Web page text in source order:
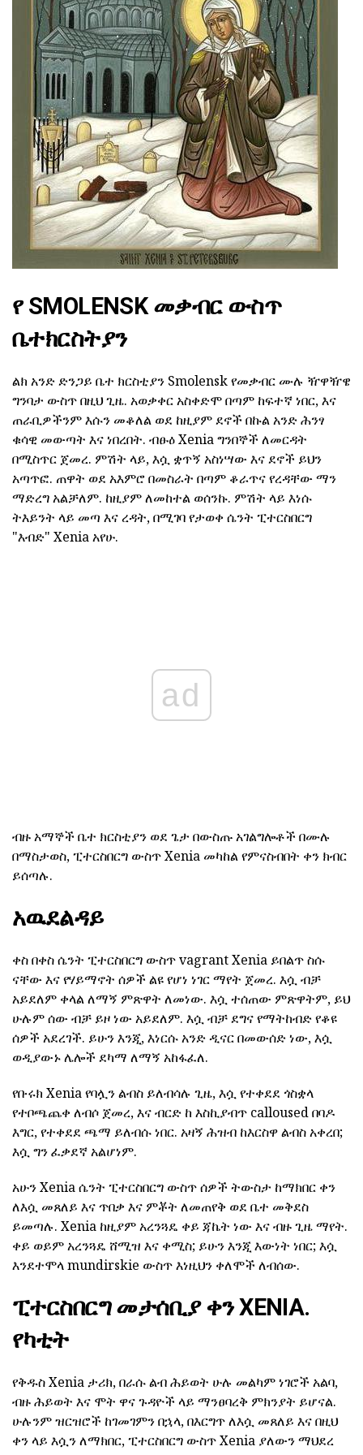
የ SMOLENSK መቃብር ውስጥ
ቤተክርስትያን
ልክ አንድ ድንጋይ ቤተ ክርስቲያን Smolensk የመቃብር ሙሉ ዥዋዥዌ
ግንባታ ውስጥ በዚህ ጊዜ. አወቃቀር አስቀድሞ በጣም ከፍተኛ ነበር, እና
ጠራቢዎችንም እሱን መቆለል ወደ ከዚያም ደኖች በኩል አንድ ሕንፃ
ቁሳዊ መውጣት እና ነበረበት. ብፁዕ Xenia ግንበኞች ለመርዳት
በሚስጥር ጀመረ. ምሽት ላይ, እሷ ቋጥኝ አስነሣው እና ደኖች ይህን
አጣጥፎ. ጠዋት ወደ አእምሮ በመስራት በጣም ቆራጥና የረዳቸው ማን
ማድረግ አልቻለም. ከዚያም ለመከተል ወሰንኩ. ምሽት ላይ እነሱ
ትእይንት ላይ መጣ እና ረዳት, በሚገባ የታወቀ ሴንት ፒተርስበርግ
"እብድ" Xenia አየሁ.
ad
ብዙ አማኞች ቤተ ክርስቲያን ወደ ጌታ በውስጡ አገልግሎቶች በሙሉ
በማስታወስ, ፒተርስበርግ ውስጥ Xenia መካከል የምናስብበት ቀን ክብር
ይሰጣሉ.
አዉደልዳይ
ቀስ በቀስ ሴንት ፒተርስበርግ ውስጥ vagrant Xenia ይበልጥ ስሱ
ናቸው እና የሃይማኖት ሰዎች ልዩ የሆነ ነገር ማየት ጀመረ. እሷ ብቻ
አይደለም ቀላል ለማኝ ምጽዋት ለመነው. እሷ ተሰጠው ምጽዋትም, ይህ
ሁሉም ሰው ብቻ ይዞ ነው አይደለም. እሷ ብቻ ደግና የማትከብድ የቆዩ
ሰዎች አደረገች. ይሁን እንጂ, እነርሱ አንድ ዲናር በመውሰድ ነው, እሷ
ወዲያውኑ ሌሎች ደካማ ለማኝ አከፋፈለ.
የቡሩክ Xenia የባሏን ልብስ ይለብሳሉ ጊዜ, እሷ የተቀደደ ጎስቋላ
የተቦጫጨቀ ለብሶ ጀመረ, እና ብርድ ከ እስኪያብጥ calloused በባዶ
እግር, የተቀደደ ጫማ ይለብሱ ነበር. አዛኝ ሕዝብ ከእርስዋ ልብስ አቀረበ;
እሷ ግን ፈቃደኛ አልሆነም.
አሁን Xenia ሴንት ፒተርስበርግ ውስጥ ሰዎች ትውስታ ከማክበር ቀን
ለእሷ መጸለይ እና ጥበቃ እና ምቾት ለመጠየቅ ወደ ቤተ መቅደስ
ይመጣሉ. Xenia ከዚያም አረንጓዴ ቀይ ጃኬት ነው እና ብዙ ጊዜ ማየት.
ቀይ ወይም አረንጓዴ ሸሚዝ እና ቀሚስ; ይሁን እንጂ እውነት ነበር; እሷ
እንደተሞላ mundirskie ውስጥ እነዚህን ቀለሞች ለብሰው.
ፒተርስበርግ መታሰቢያ ቀን XENIA.
የካቲት
የቅዱስ Xenia ታሪክ, በራሱ ልብ ሕይወት ሁሉ መልካም ነገሮች አልባ,
ብዙ ሕይወት እና ሞት ዋና ጉዳዮች ላይ ማንፀባረቅ ምክንያት ይሆናል.
ሁሉንም ዝርዝሮች ከገመገምን በኋላ, በእርግጥ ለእሷ መጸለይ እና በዚህ
ቀን ላይ እሷን ለማክበር, ፒተርስበርግ ውስጥ Xenia ያለውን ማህደረ